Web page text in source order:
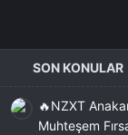
SON KONULAR
🔥NZXT
Muhteşem